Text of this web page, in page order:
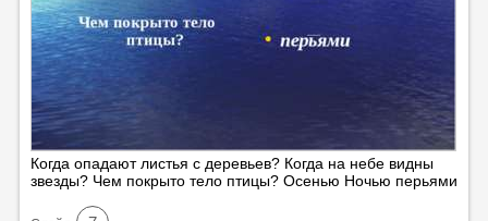
Когда опадают листья с деревьев? Когда на небе видны
звезды? Чем покрыто тело птицы? Осенью Ночью перьями